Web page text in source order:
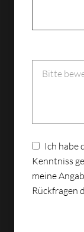
Bitte lasse
Bitte
Ich habe
Kenntniss
meine
Rückfragen